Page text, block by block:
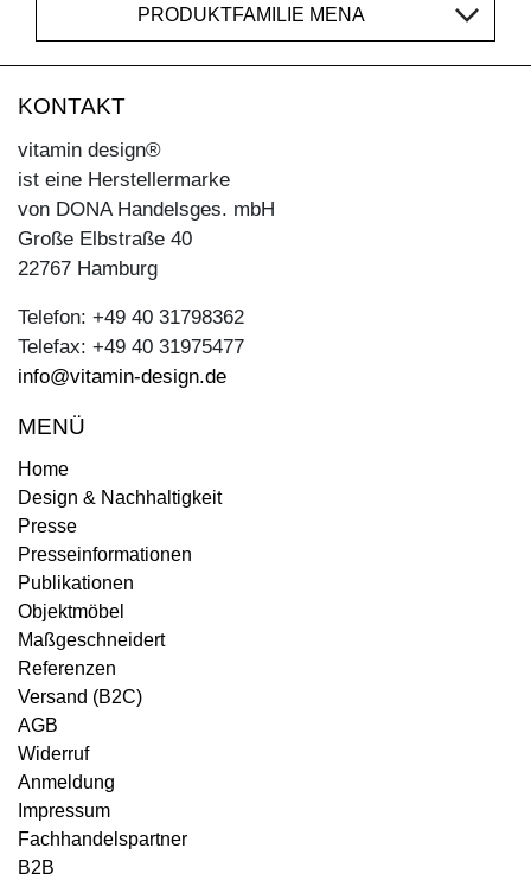
PRODUKTFAMILIE MENA
KONTAKT
vitamin design®
ist eine Herstellermarke
von DONA Handelsges. mbH
Große Elbstraße 40
22767 Hamburg
Telefon: +49 40 31798362
Telefax: +49 40 31975477
info@vitamin-design.de
MENÜ
Home
Design & Nachhaltigkeit
Presse
Presseinformationen
Publikationen
Objektmöbel
Maßgeschneidert
Referenzen
Versand (B2C)
AGB
Widerruf
Anmeldung
Impressum
Fachhandelspartner
B2B